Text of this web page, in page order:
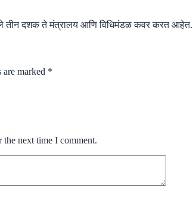
तीन दशक ते मंत्रालय आणि विधिमंडळ कवर करत आहेत.
marked *
the next time I comment.